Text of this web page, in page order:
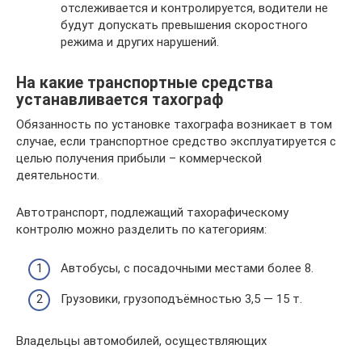
отслеживается и контролируется, водители не
будут допускать превышения скоростного
режима и других нарушений.
На какие транспортные средства
устанавливается тахограф
Обязанность по установке тахографа возникает в том
случае, если транспортное средство эксплуатируется с
целью получения прибыли – коммерческой
деятельности.
Автотранспорт, подлежащий тахорафическому
контролю можно разделить по категориям:
Автобусы, с посадочными местами более 8.
Грузовики, грузоподъёмностью 3,5 — 15 т.
Владельцы автомобилей, осуществляющих